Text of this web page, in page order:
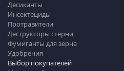
Десиканты
Инсектециды
Протравители
Деструкторы стерни
Фумиганты для зерна
Удобрения
Выбор покупателей